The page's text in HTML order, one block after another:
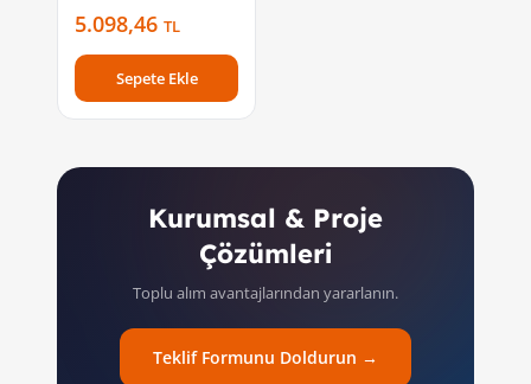
5.098,46 TL
Sepete Ekle
Kurumsal & Proje
Çözümleri
Toplu alım avantajlarından yararlanın.
Teklif Formunu Doldurun →